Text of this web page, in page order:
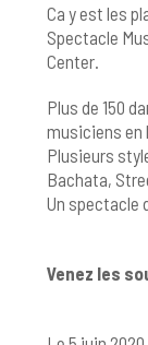
Ca y est les
Spectacle
Center.
Plus de 150
musiciens en
Plusieurs
Bachata,
Un spectacle
Venez les